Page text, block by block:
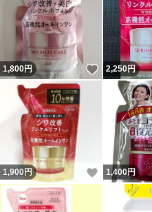
1,800円 いいね！
2,250円
1,900円 いいね！
1,400円